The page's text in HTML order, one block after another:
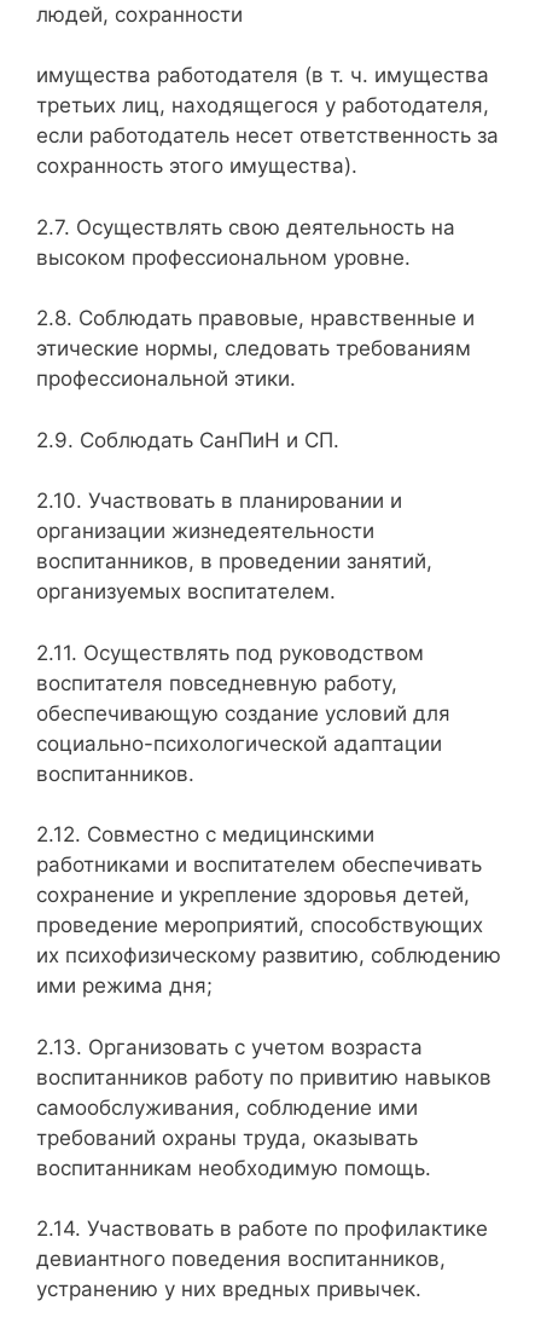
людей, сохранности
имущества работодателя (в т. ч. имущества
третьих лиц, находящегося у работодателя,
если работодатель несет ответственность за
сохранность этого имущества).
2.7. Осуществлять свою деятельность на
высоком профессиональном уровне.
2.8. Соблюдать правовые, нравственные и
этические нормы, следовать требованиям
профессиональной этики.
2.9. Соблюдать СанПиН и СП.
2.10. Участвовать в планировании и
организации жизнедея­тельности
воспитанников, в проведении занятий,
организуемых воспитателем.
2.11. Осуществлять под руководством
воспитателя повседнев­ную работу,
обеспечивающую создание условий для
социально-психологической адаптации
воспитанников.
2.12. Совместно с медицинскими
работниками и воспитателем обеспечивать
со­хранение и укрепление здоровья детей,
проведение меро­приятий, способствующих
их психофизическому развитию, соблюдению
ими режима дня;
2.13. Организовать с учетом возраста
воспитанников работу по приви­тию навыков
самообслуживания, соблюдение ими
требований охраны труда, оказывать
воспитанникам необходимую помощь.
2.14. Участвовать в работе по профилактике
девиантного пове­дения воспитанников,
устранению у них вредных привычек.